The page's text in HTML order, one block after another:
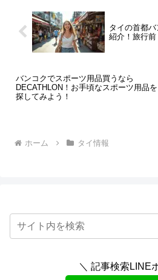
タイの首都
紹介！旅行前
バンコクでスポーツ用品買うなら
DECATHLON！お手頃なスポーツ用品を
探してみよう！
ホーム タイ情報
＼ 記事検索LINE